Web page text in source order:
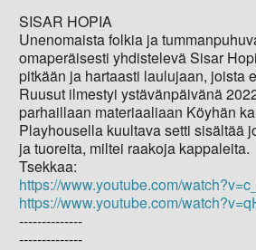
SISAR HOPIA
Unenomaista folkia ja
omaperäisesti yhdistelevä Sisar
pitkään ja hartaasti laulujaan, joista
Ruusut ilmestyi ystävänpäivänä
parhaillaan materiaaliaan Köyhän
Playhousella kuultava setti sisältää
ja tuoreita, miltei raakoja kappaleita.
Tsekkaa:
https://www.youtube.com/
https://www.youtube.com/
--------------
--------------